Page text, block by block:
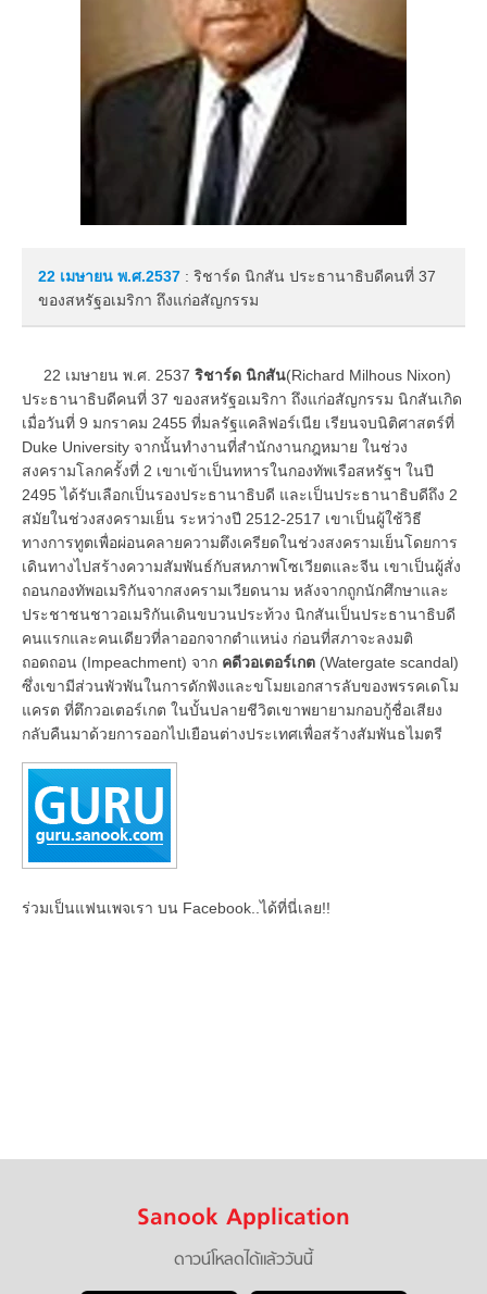
22 เมษายน พ.ศ.2537 : ริชาร์ด นิกสัน ประธานาธิบดีคนที่ 37
ของสหรัฐอเมริกา ถึงแก่อสัญกรรม
22 เมษายน พ.ศ. 2537 ริชาร์ด นิกสัน(Richard Milhous Nixon)
ประธานาธิบดีคนที่ 37 ของสหรัฐอเมริกา ถึงแก่อสัญกรรม นิกสันเกิด
เมื่อวันที่ 9 มกราคม 2455 ที่มลรัฐแคลิฟอร์เนีย เรียนจบนิติศาสตร์ที่
Duke University จากนั้นทำงานที่สำนักงานกฎหมาย ในช่วง
สงครามโลกครั้งที่ 2 เขาเข้าเป็นทหารในกองทัพเรือสหรัฐฯ ในปี
2495 ได้รับเลือกเป็นรองประธานาธิบดี และเป็นประธานาธิบดีถึง 2
สมัยในช่วงสงครามเย็น ระหว่างปี 2512-2517 เขาเป็นผู้ใช้วิธี
ทางการทูตเพื่อผ่อนคลายความตึงเครียดในช่วงสงครามเย็นโดยการ
เดินทางไปสร้างความสัมพันธ์กับสหภาพโซเวียตและจีน เขาเป็นผู้สั่ง
ถอนกองทัพอเมริกันจากสงครามเวียดนาม หลังจากถูกนักศึกษาและ
ประชาชนชาวอเมริกันเดินขบวนประท้วง นิกสันเป็นประธานาธิบดี
คนแรกและคนเดียวที่ลาออกจากตำแหน่ง ก่อนที่สภาจะลงมติ
ถอดถอน (Impeachment) จาก คดีวอเตอร์เกต (Watergate scandal)
ซึ่งเขามีส่วนพัวพันในการดักฟังและขโมยเอกสารลับของพรรคเดโม
แครต ที่ตึกวอเตอร์เกต ในบั้นปลายชีวิตเขาพยายามกอบกู้ชื่อเสียง
กลับคืนมาด้วยการออกไปเยือนต่างประเทศเพื่อสร้างสัมพันธไมตรี
ร่วมเป็นแฟนเพจเรา บน Facebook..ได้ที่นี่เลย!!
Sanook Application
ดาวน์โหลดได้แล้ววันนี้